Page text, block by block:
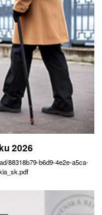
2026
88318b79-b6d9-4e2e-a5ca-